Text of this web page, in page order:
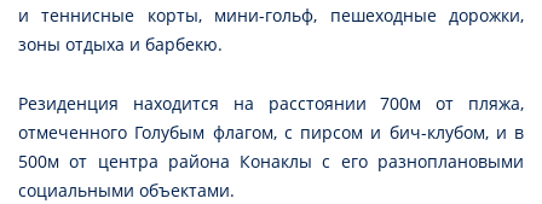
и теннисные корты, мини-гольф, пешеходные дорожки,
зоны отдыха и барбекю.
Резиденция находится на расстоянии 700м от пляжа,
отмеченного Голубым флагом, с пирсом и бич-клубом, и в
500м от центра района Конаклы с его разноплановыми
социальными объектами.